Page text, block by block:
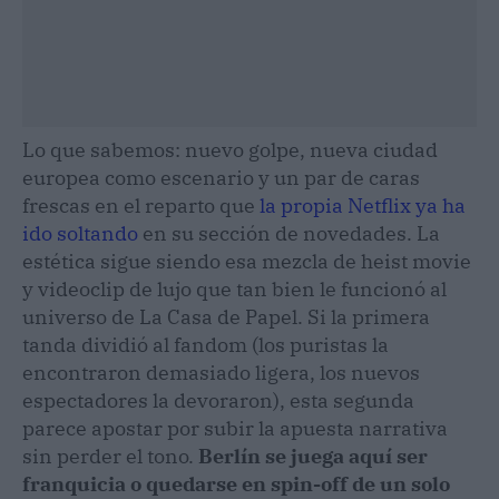
Lo que sabemos: nuevo golpe, nueva ciudad
europea como escenario y un par de caras
frescas en el reparto que la propia Netflix ya ha
ido soltando en su sección de novedades. La
estética sigue siendo esa mezcla de heist movie
y videoclip de lujo que tan bien le funcionó al
universo de La Casa de Papel. Si la primera
tanda dividió al fandom (los puristas la
encontraron demasiado ligera, los nuevos
espectadores la devoraron), esta segunda
parece apostar por subir la apuesta narrativa
sin perder el tono. Berlín se juega aquí ser
franquicia o quedarse en spin-off de un solo